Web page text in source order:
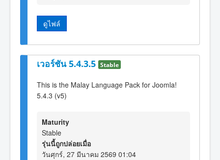
ดูไฟล์
เวอร์ชัน 5.4.3.5 Stable
This is the Malay Language Pack for Joomla!
5.4.3 (v5)
Maturity
Stable
รุ่นนี้ถูกปล่อยเมื่อ
วันศุกร์, 27 มีนาคม 2569 01:04